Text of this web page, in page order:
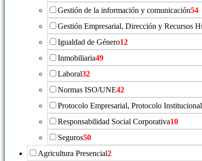
Gestión de la información y comunicación54
Gestión Empresarial, Dirección y Recursos
Igualdad de Género12
Inmobiliaria49
Laboral32
Normas ISO/UNE42
Protocolo Empresarial, Protocolo
Responsabilidad Social Corporativa10
Seguros50
Agricultura Presencial2